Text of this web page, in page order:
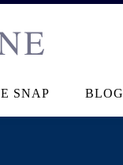
SNAP BLOG